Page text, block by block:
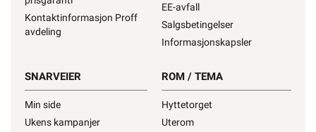
Kontaktinformasjon Proff
avdeling
EE-avfall
Salgsbetingelser
Informasjonskapsler
SNARVEIER
Min side
Ukens kampanjer
ROM / TEMA
Hyttetorget
Uterom